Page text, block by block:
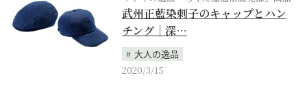
武州正藍染刺子のキャップとハン
チング｜深…
大人の逸品
2020/3/15